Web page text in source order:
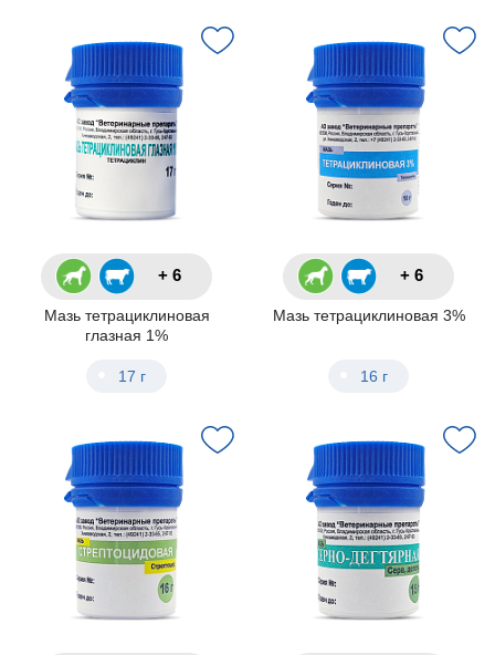
+ 6
Мазь тетрациклиновая
глазная 1%
17 г
+ 6
Мазь тетрациклиновая 3%
16 г